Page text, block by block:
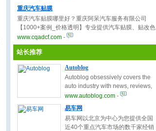
齐全，欢迎来电咨询！
重庆汽车贴膜
重庆汽车贴膜哪里好？重庆阿呆汽车服务有限公司
【1000+案例_价格透明】专业提供汽车贴膜、贴改色
膜、贴隐形车衣、内饰贴膜、贴漆面保护膜等服务，
汽车贴膜正规旗舰店，欢迎来电！
www.cqadcf.com -
站长推荐
Autoblog
Autoblog obsessively covers the
auto industry with news, reviews,
podcasts, high-quality
photography and commentary
about automobiles and the
automotive industry.
www.autoblog.com -
易车网
易车网以北京为中心为您提供全国
近40个重点汽车市场的数千家经销